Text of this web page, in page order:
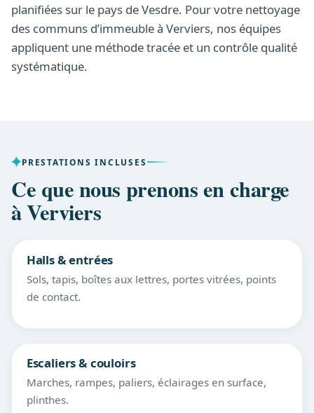
planifiées sur le pays de Vesdre. Pour votre nettoyage
des communs d’immeuble à Verviers, nos équipes
appliquent une méthode tracée et un contrôle qualité
systématique.
PRESTATIONS INCLUSES
Ce que nous prenons en charge
à Verviers
Halls & entrées
Sols, tapis, boîtes aux lettres, portes vitrées, points
de contact.
Escaliers & couloirs
Marches, rampes, paliers, éclairages en surface,
plinthes.